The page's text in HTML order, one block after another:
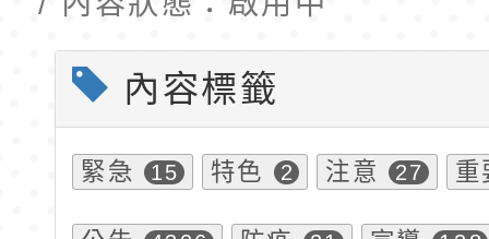
內容標籤
緊急 15 特色 2 注意 27 重